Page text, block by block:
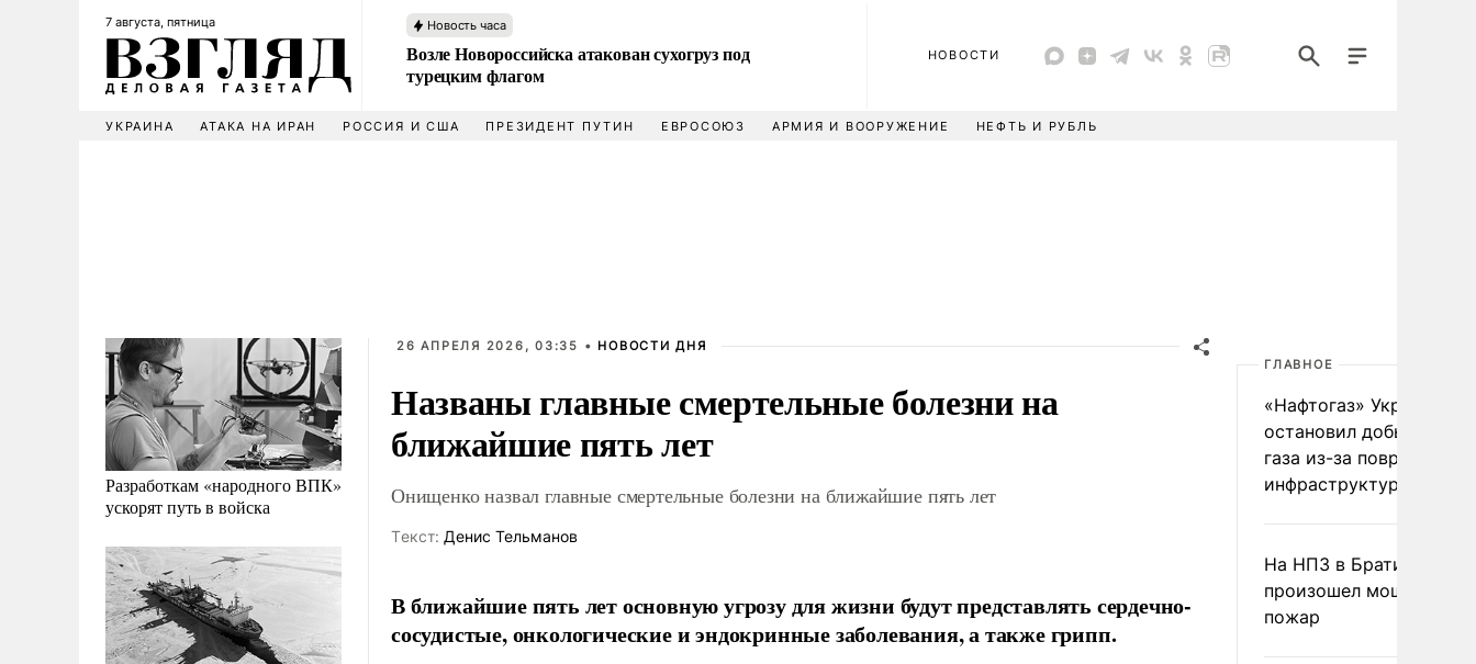
7 августа, пятница Новость часа
Возле Новороссийска атакован сухогруз под
турецким флагом
НОВОСТИ
УКРАИНА АТАКА НА ИРАН РОССИЯ И США ПРЕЗИДЕНТ ПУТИН ЕВРОСОЮЗ АРМИЯ И ВООРУЖЕНИЕ НЕФТЬ И РУБЛЬ
Разработкам «народного ВПК»
ускорят путь в войска
26 АПРЕЛЯ 2026, 03:35 • НОВОСТИ ДНЯ
Названы главные смертельные болезни на
ближайшие пять лет
Онищенко назвал главные смертельные болезни на ближайшие пять лет
Tекст: Денис Тельманов
В ближайшие пять лет основную угрозу для жизни будут представлять сердечно-
сосудистые, онкологические и эндокринные заболевания, а также грипп.
ГЛАВНОЕ
«Нафтогаз» Украины
остановил добычу
газа из-за повреждения
инфраструктуры
На НПЗ в Братиславе
произошел мощный
пожар